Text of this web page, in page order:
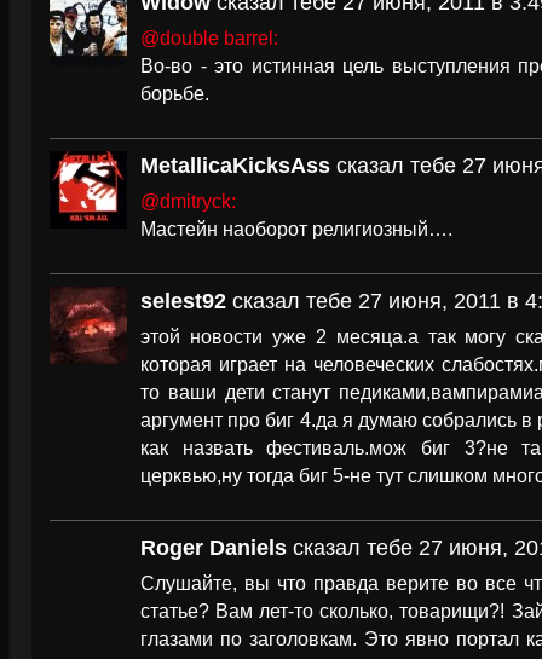
@double barrel:
Во-во - это истинная цель выступления
борьбе.
MetallicaKicksAss сказал тебе 27
@dmitryck:
Мастейн наоборот религиозный….
selest92 сказал тебе 27 июня, 2011 в
этой новости уже 2 месяца.а так могу
которая играет на человеческих
то ваши дети станут
аргумент про биг 4.да я думаю собрались
как назвать фестиваль.мож биг 3?не
церквью,ну тогда биг 5-не тут слишком
Roger Daniels сказал тебе 27 июня,
Слушайте, вы что правда верите во все
статье? Вам лет-то сколько, товарищи?!
глазами по заголовкам. Это явно портал